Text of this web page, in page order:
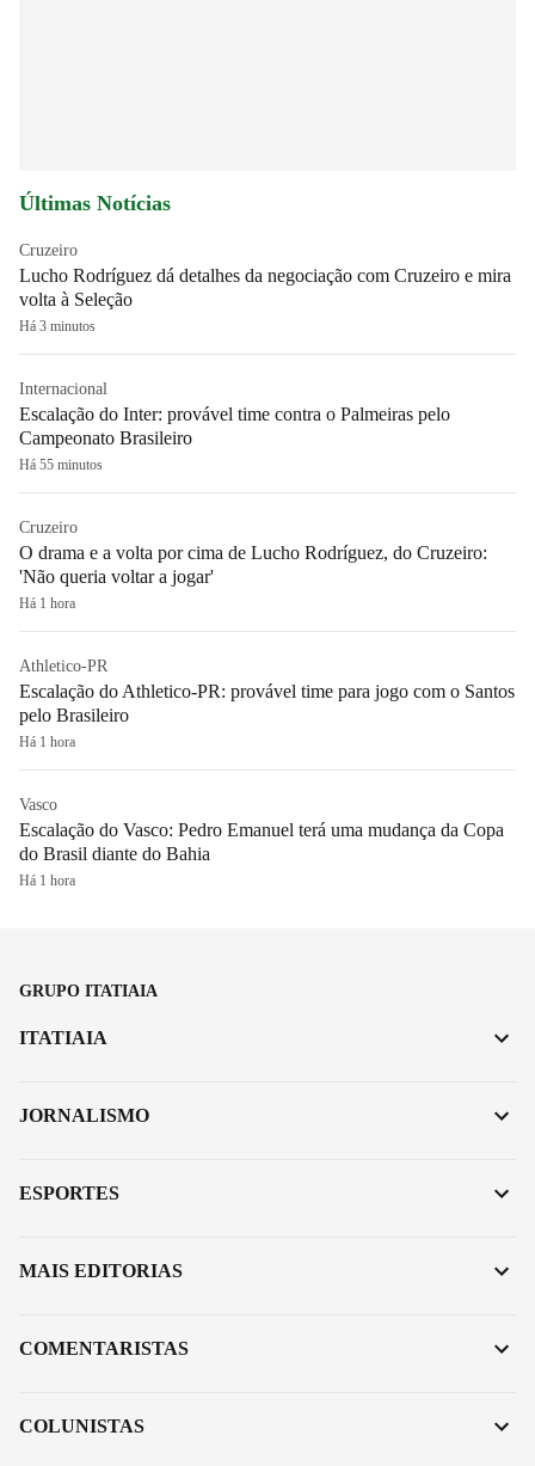
Últimas Notícias
Cruzeiro
Lucho Rodríguez dá detalhes da negociação com Cruzeiro e mira
volta à Seleção
Há 3 minutos
Internacional
Escalação do Inter: provável time contra o Palmeiras pelo
Campeonato Brasileiro
Há 55 minutos
Cruzeiro
O drama e a volta por cima de Lucho Rodríguez, do Cruzeiro:
'Não queria voltar a jogar'
Há 1 hora
Athletico-PR
Escalação do Athletico-PR: provável time para jogo com o Santos
pelo Brasileiro
Há 1 hora
Vasco
Escalação do Vasco: Pedro Emanuel terá uma mudança da Copa
do Brasil diante do Bahia
Há 1 hora
GRUPO ITATIAIA
ITATIAIA
JORNALISMO
ESPORTES
MAIS EDITORIAS
COMENTARISTAS
COLUNISTAS